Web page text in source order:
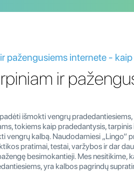
pažengusiems internete -
ir
išmokti vengrų
tokiems kaip pradedantysis,
vengrų kalbą. Naudodamiesi „Lingo“
pratimai, testai, varžybos ir dar
besimokantieji. Mes nesitikime,
yra kalbos pagrindų